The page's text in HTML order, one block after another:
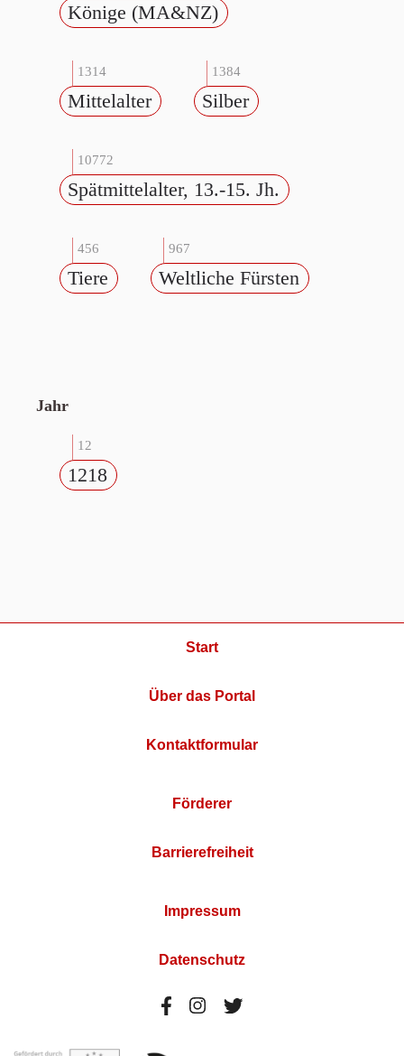
Könige (MA&NZ)
1314
Mittelalter
1384
Silber
10772
Spätmittelalter, 13.-15. Jh.
456
Tiere
967
Weltliche Fürsten
Jahr
12
1218
Start
Über das Portal
Kontaktformular
Förderer
Barrierefreiheit
Impressum
Datenschutz